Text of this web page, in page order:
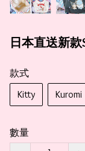
日本直送新
款式
Kitty
Kuromi
數量